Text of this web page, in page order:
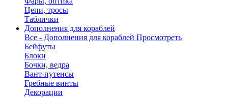
Цепи, тросы
Таблички
Дополнения для кораблей
Все - Дополнения для кораблей Просмотреть
Бейфуты
Блоки
Бочки, ведра
Вант-путенсы
Гребные винты
Декорации